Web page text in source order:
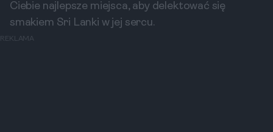
Ciebie najlepsze miejsca, aby delektować się
smakiem Sri Lanki w jej sercu.
REKLAMA